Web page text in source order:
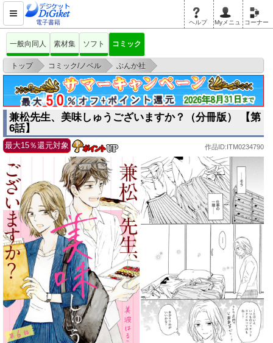
電子書籍 ヘルプ Myメニュ コーナー
一般向同人 素材集 ソフト コミック
トップ > コミック/ノベル > ぶんか社
>
兼松先生、美味しゅうございますか？（分冊版） 【第6話】
兼松先生、美味しゅうございますか？（分冊版） 【第
6話】
最大15％還元対象 作品ID:ITM0234790